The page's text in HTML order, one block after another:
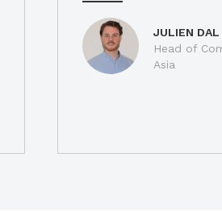
JULIEN DAL
Head of
Asia